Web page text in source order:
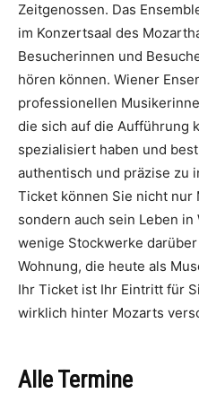
Zeitgenossen. Das
im Konzertsaal des
Besucherinnen und
hören können. Wiener
professionellen
die sich auf die Aufführung
spezialisiert haben und
authentisch und präzise zu
Ticket können Sie nicht nur
sondern auch sein Leben
wenige Stockwerke
Wohnung, die heute als
Ihr Ticket ist Ihr Eintritt für
wirklich hinter Mozarts
Alle Termine